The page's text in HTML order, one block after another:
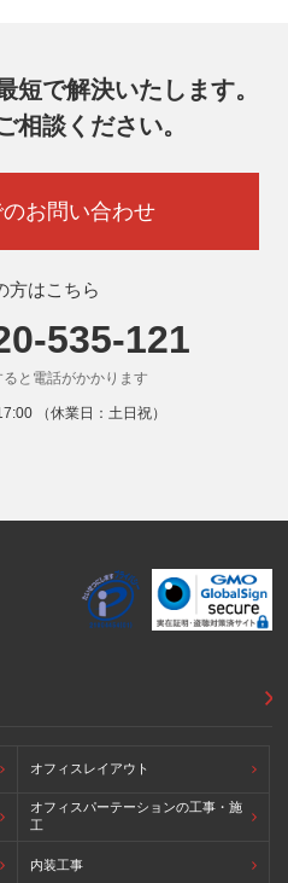
の任意性
社に提供されるか否かはお客
きない場合がありますのでご
が当ウェブサイトを閲覧した
利用していますが、Cookieによ
せん。
個人情報取扱事業者へ提供す
カ（Google LLC）
護に関する制度：APECの
関する制度等の詳細は以下を
短で解決いたします。
相談ください。
のお問い合わせ
方はこちら
535-121
と電話がかかります
（休業日：土日祝）
オフィスレイアウト
オフィスパーテーションの工事・施
工
内装工事